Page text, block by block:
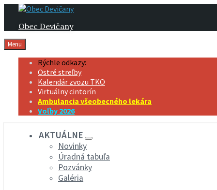
Preskočiť
obsah
Preskočiť
hlavnú
navigáciu
Preskočiť
pätičkuObec Devičany
Menu
Rýchle odkazy:
Ostré streľby
Kalendár zvozu TKO
Virtuálny cintorín
Ambulancia všeobecného lekára
Voľby 2026
AKTUÁLNE
Novinky
Úradná tabuľa
Pozvánky
Galéria